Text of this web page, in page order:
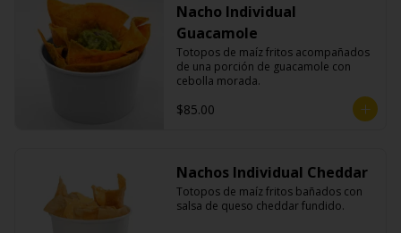
Nacho Individual
Guacamole
Totopos de maíz fritos acompañados
de una porción de guacamole con
cebolla morada.
$85.00
Nachos Individual Cheddar
Totopos de maíz fritos bañados con
salsa de queso cheddar fundido.